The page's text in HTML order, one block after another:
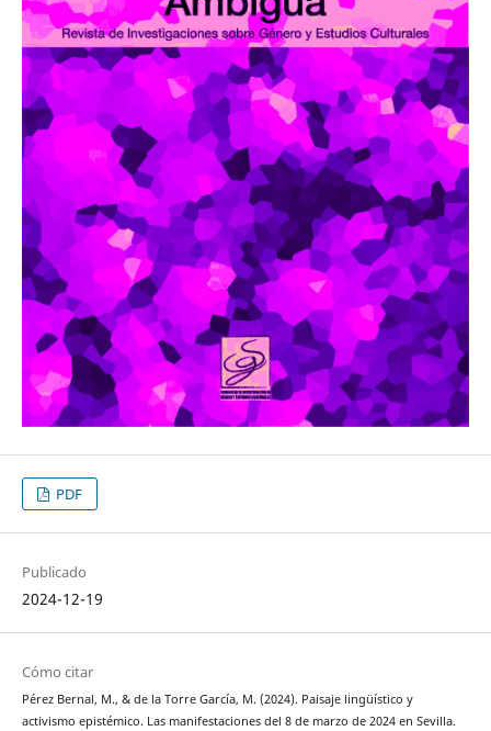
PDF
Publicado
2024-12-19
Cómo citar
Pérez Bernal, M., & de la Torre García, M. (2024). Paisaje lingüístico y
activismo epistémico. Las manifestaciones del 8 de marzo de 2024 en Sevilla.